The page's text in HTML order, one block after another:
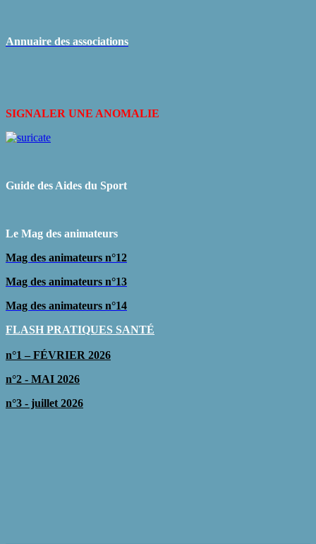
Annuaire des associations
SIGNALER UNE ANOMALIE
Guide des Aides du Sport
Le Mag des animateurs
Mag des animateurs n°12
Mag des animateurs n°13
Mag des animateurs n°14
FLASH PRATIQUES SANTÉ
n°1 – FÉVRIER 2026
n°2 - MAI 2026
n°3 - juillet 2026